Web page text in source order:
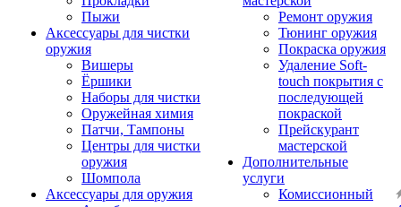
Пыжи
Аксессуары для чистки
оружия
Вишеры
Ёршики
Наборы для чистки
Оружейная химия
Патчи, Тампоны
Центры для чистки
оружия
Шомпола
Аксессуары для оружия
Ремонт оружия
Тюнинг оружия
Покраска оружия
Удаление Soft-
touch покрытия с
последующей
покраской
Прейскурант
мастерской
Дополнительные
услуги
Комиссионный